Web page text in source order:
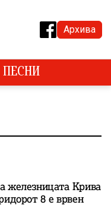
Архива
ПЕСНИ
железницата Крива
8 е врвен